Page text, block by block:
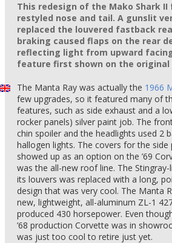
This redesign of the Mako Shark
restyled nose and tail. A gunslit
replaced the louvered fastback
braking caused flaps on the rear
reflecting light from upward
feature first shown on the original
The Manta Ray was actually the 1966
few upgrades, so it featured many of
features, such as side exhaust and a
rocker panels) silver paint job. The
chin spoiler and the headlights used 2
hallogen lights. The covers for the side
showed up as an option on the ’69
was the all-new roof line. The
its louvers was replaced with a long,
design that was very cool. The Manta
new, lightweight, all-aluminum ZL-1
produced 430 horsepower. Even
’68 production Corvette was in
was just too cool to retire just yet.